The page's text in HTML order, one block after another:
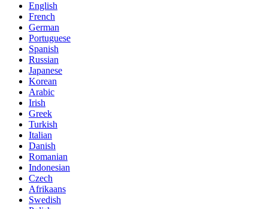
English
French
German
Portuguese
Spanish
Russian
Japanese
Korean
Arabic
Irish
Greek
Turkish
Italian
Danish
Romanian
Indonesian
Czech
Afrikaans
Swedish